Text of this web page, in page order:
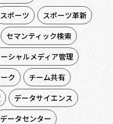
スポーツ
スポーツ革新
セマンティック検索
シャルメディア管理
ク
チーム共有
データサイエンス
データセンター